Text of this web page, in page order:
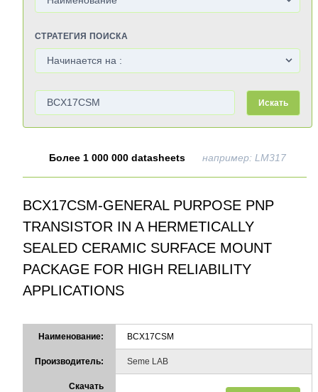
СТРАТЕГИЯ ПОИСКА
Искать
Более 1 000 000 datasheets например: LM317
BCX17CSM-GENERAL PURPOSE PNP
TRANSISTOR IN A HERMETICALLY
SEALED CERAMIC SURFACE MOUNT
PACKAGE FOR HIGH RELIABILITY
APPLICATIONS
Наименование: BCX17CSM
Производитель: Seme LAB
Скачать